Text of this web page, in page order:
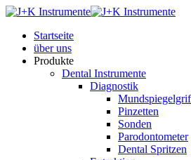
Startseite
über uns
Produkte
Dental Instrumente
Diagnostik
Pinzetten
Sonden
Parodontometer
Dental Spritzen